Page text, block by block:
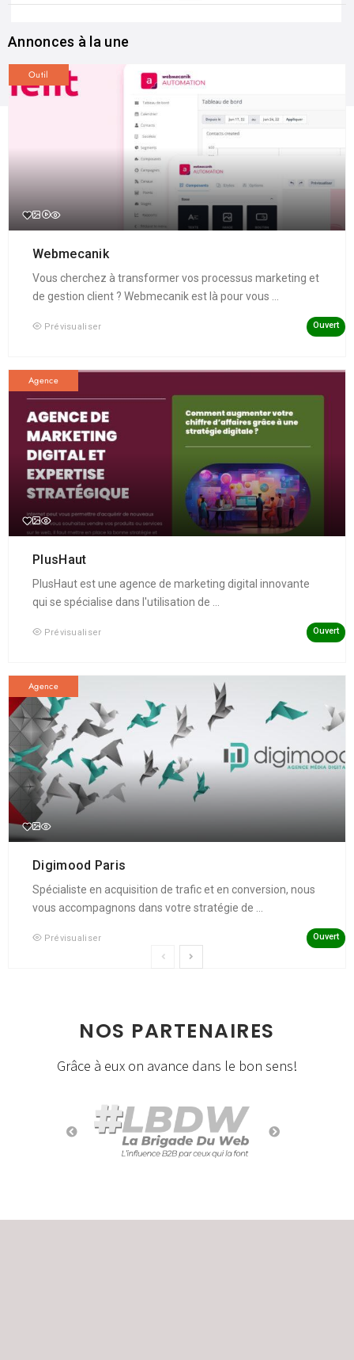
Annonces à la une
Outil
Webmecanik
Vous cherchez à transformer vos processus marketing et
de gestion client ? Webmecanik est là pour vous ...
Prévisualiser Ouvert
Agence
PlusHaut
PlusHaut est une agence de marketing digital innovante
qui se spécialise dans l'utilisation de ...
Prévisualiser Ouvert
Agence
Digimood Paris
Spécialiste en acquisition de trafic et en conversion, nous
vous accompagnons dans votre stratégie de ...
Prévisualiser Ouvert
NOS PARTENAIRES
Grâce à eux on avance dans le bon sens!